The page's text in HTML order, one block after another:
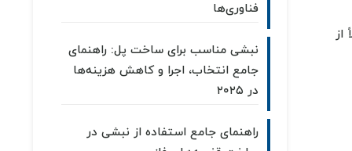
از
فناوری‌ها
نبشی مناسب برای ساخت پل: راهنمای
جامع انتخاب، اجرا و کاهش هزینه‌ها
در ۲۰۲۵
راهنمای جامع استفاده از نبشی در